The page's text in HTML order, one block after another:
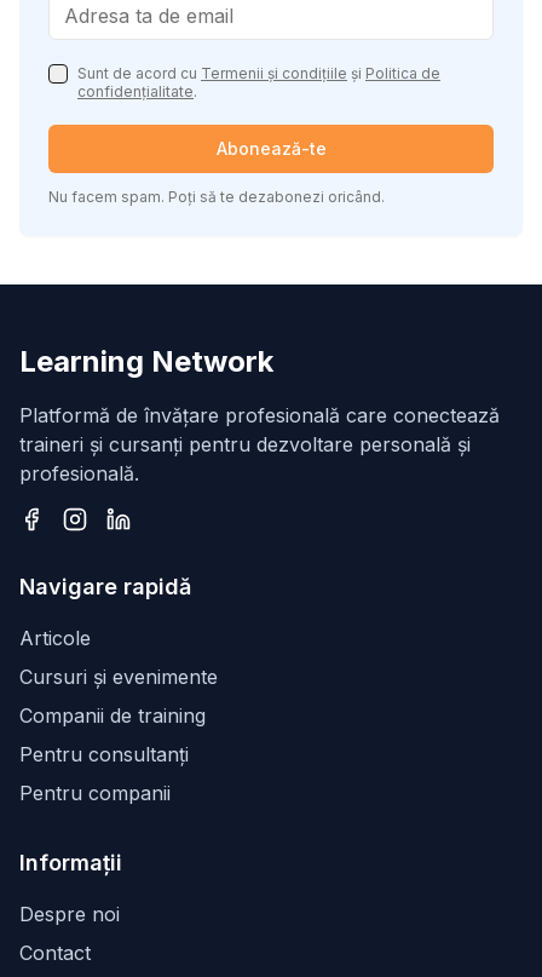
Sunt de acord cu Termenii și condițiile și Politica de
confidențialitate.
Abonează-te
Nu facem spam. Poți să te dezabonezi oricând.
Learning Network
Platformă de învățare profesională care conectează
traineri și cursanți pentru dezvoltare personală și
profesională.
Navigare rapidă
Articole
Cursuri și evenimente
Companii de training
Pentru consultanți
Pentru companii
Informații
Despre noi
Contact